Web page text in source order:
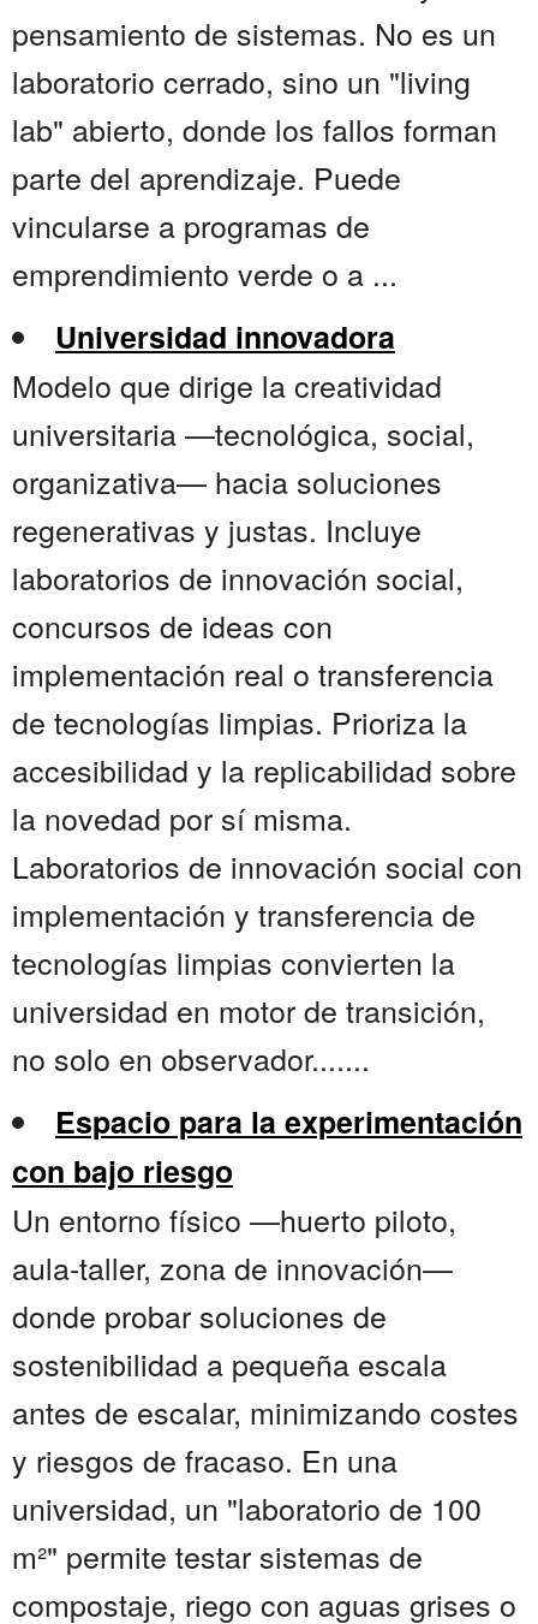
pensamiento de sistemas. No es un
laboratorio cerrado, sino un "living
lab" abierto, donde los fallos forman
parte del aprendizaje. Puede
vincularse a programas de
emprendimiento verde o a ...
Universidad innovadora
Modelo que dirige la creatividad
universitaria —tecnológica, social,
organizativa— hacia soluciones
regenerativas y justas. Incluye
laboratorios de innovación social,
concursos de ideas con
implementación real o transferencia
de tecnologías limpias. Prioriza la
accesibilidad y la replicabilidad sobre
la novedad por sí misma.
Laboratorios de innovación social con
implementación y transferencia de
tecnologías limpias convierten la
universidad en motor de transición,
no solo en observador.......
Espacio para la experimentación
con bajo riesgo
Un entorno físico —huerto piloto,
aula-taller, zona de innovación—
donde probar soluciones de
sostenibilidad a pequeña escala
antes de escalar, minimizando costes
y riesgos de fracaso. En una
universidad, un "laboratorio de 100
m²" permite testar sistemas de
compostaje, riego con aguas grises o